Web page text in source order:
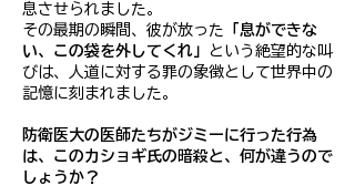
息させられました。
その最期の瞬間、彼が放った 「息ができな
い、この袋を外してくれ」
という絶望的な叫
びは、人道に対する罪の象徴として世界中の
記憶に刻まれました。
防衛医大の医師たちがジミーに行った行為
は、このカショギ氏の暗殺と、何が違うので
しょうか？